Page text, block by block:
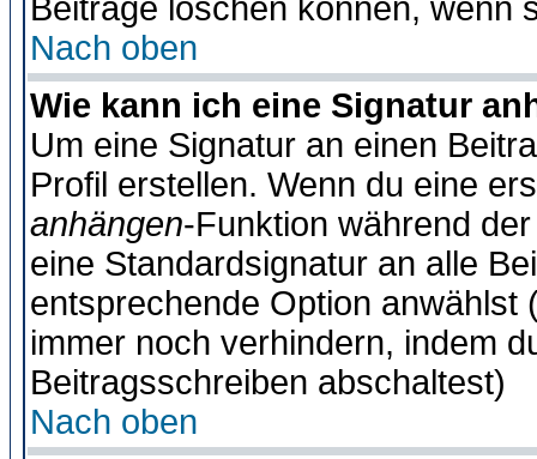
Beiträge löschen können, wenn
Nach oben
Wie kann ich eine Signatur
Um eine Signatur an einen
Profil erstellen. Wenn du eine
anhängen-Funktion während
eine Standardsignatur an alle
entsprechende Option anwählst
immer noch verhindern, indem
Beitragsschreiben abschaltest)
Nach oben